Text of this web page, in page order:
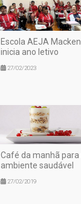
Escola AEJA
inicia ano letivo
27/02/2023
Café da manhã para
ambiente saudável
27/02/2019